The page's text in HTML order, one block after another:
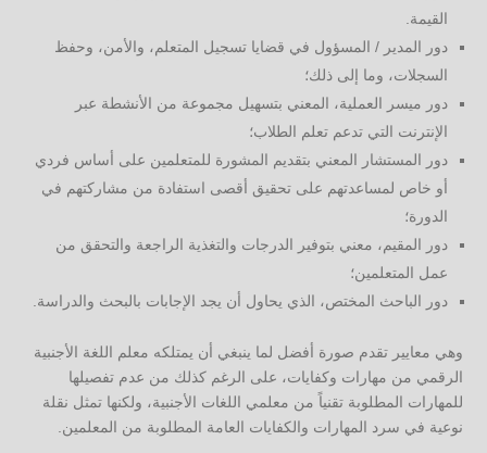
القيمة.
دور المدير / المسؤول في قضايا تسجيل المتعلم، والأمن، وحفظ
السجلات، وما إلى ذلك؛
دور ميسر العملية، المعني بتسهيل مجموعة من الأنشطة عبر
الإنترنت التي تدعم تعلم الطلاب؛
دور المستشار المعني بتقديم المشورة للمتعلمين على أساس فردي
أو خاص لمساعدتهم على تحقيق أقصى استفادة من مشاركتهم في
الدورة؛
دور المقيم، معني بتوفير الدرجات والتغذية الراجعة والتحقق من
عمل المتعلمين؛
دور الباحث المختص، الذي يحاول أن يجد الإجابات بالبحث والدراسة.
وهي معايير تقدم صورة أفضل لما ينبغي أن يمتلكه معلم اللغة الأجنبية
الرقمي من مهارات وكفايات، على الرغم كذلك من عدم تفصيلها
للمهارات المطلوبة تقنياً من معلمي اللغات الأجنبية، ولكنها تمثل نقلة
نوعية في سرد المهارات والكفايات العامة المطلوبة من المعلمين.